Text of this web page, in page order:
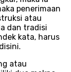
penerimaan
atau
dan tradisi
kata, harus
atau